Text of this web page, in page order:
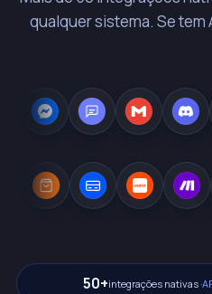
qualquer sistema. Se tem
50+integrações nativas ·